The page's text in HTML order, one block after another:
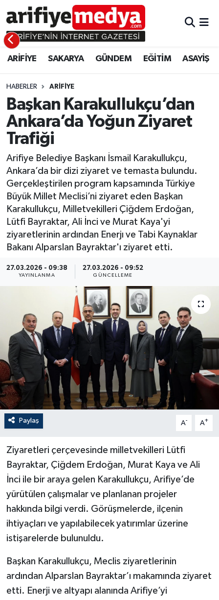
ARİFİYE SAKARYA GÜNDEM EĞİTİM ASAYİŞ
HABERLER ARİFİYE
Başkan Karakullukçu’dan
Ankara’da Yoğun Ziyaret
Trafiği
Arifiye Belediye Başkanı İsmail Karakullukçu,
Ankara’da bir dizi ziyaret ve temasta bulundu.
Gerçekleştirilen program kapsamında Türkiye
Büyük Millet Meclisi’ni ziyaret eden Başkan
Karakullukçu, Milletvekilleri Çiğdem Erdoğan,
Lütfi Bayraktar, Ali İnci ve Murat Kaya'yi
ziyaretlerinin ardından Enerjı ve Tabi Kaynaklar
Bakanı Alparslan Bayraktar'ı ziyaret etti.
27.03.2026 - 09:38
YAYINLANMA
27.03.2026 - 09:52
GÜNCELLEME
Paylaş A- A+
Ziyaretleri çerçevesinde milletvekilleri Lütfi
Bayraktar, Çiğdem Erdoğan, Murat Kaya ve Ali
İnci ile bir araya gelen Karakullukçu, Arifiye’de
yürütülen çalışmalar ve planlanan projeler
hakkında bilgi verdi. Görüşmelerde, ilçenin
ihtiyaçları ve yapılabilecek yatırımlar üzerine
istişarelerde bulunuldu.
Başkan Karakullukçu, Meclis ziyaretlerinin
ardından Alparslan Bayraktar’ı makamında ziyaret
etti. Enerji ve altyapı alanında Arifiye’yi
ARİFİYE
SAKARYA
GÜNDEM
EĞİTİM
ASAYİŞ
EKONOMİ
ARİFİYE
GÜNDEM
EĞİTİM
EKONOMİ
ASAYİŞ
Sakarya Hava Durumu
Sakarya Namaz Vakitleri
Sakarya Trafik Yoğunluk Haritası
Süper Lig Puan Durumu ve Fikstür
Tüm Manşetler
Son Dakika Haberleri
Haber Arşivi